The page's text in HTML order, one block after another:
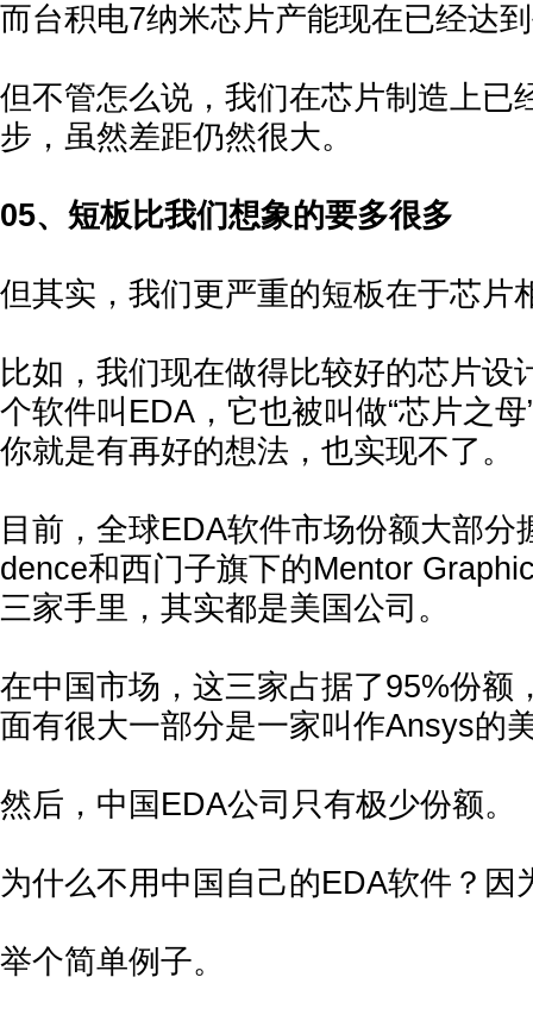
而台积电7纳米芯片产能现在已经达
但不管怎么说，我们在芯片制造上已
步，虽然差距仍然很大。
05、短板比我们想象的要多很多
但其实，我们更严重的短板在于芯片
比如，我们现在做得比较好的芯片设
个软件叫EDA，它也被叫做“芯片之
你就是有再好的想法，也实现不了。
目前，全球EDA软件市场份额大部分
dence和西门子旗下的Mentor
三家手里，其实都是美国公司。
在中国市场，这三家占据了95%份额
面有很大一部分是一家叫作Ansys的
然后，中国EDA公司只有极少份额。
为什么不用中国自己的EDA软件？因
举个简单例子。